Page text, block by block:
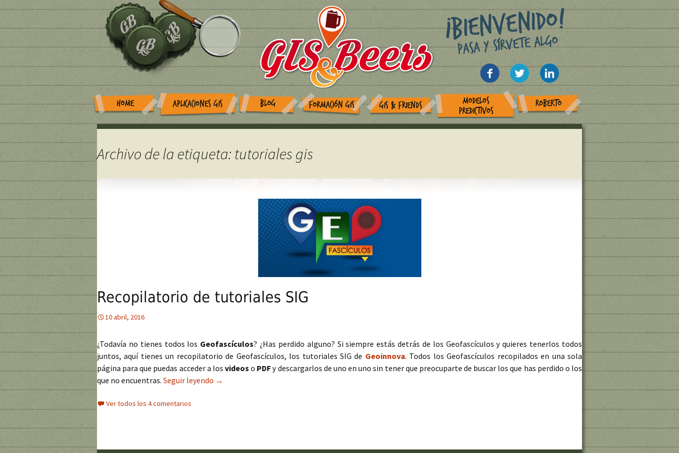
HOME APLICACIONES GIS BLOG FORMACIÓN GIS GIS & FRIENDS
MODELOS
PREDICTIVOS
ROBERTO
Archivo de la etiqueta: tutoriales gis
Recopilatorio de tutoriales SIG
10 abril, 2016
¿Todavía no tienes todos los Geofascículos? ¿Has perdido alguno? Si siempre estás detrás de los Geofascículos y quieres tenerlos todos
juntos, aquí tienes un recopilatorio de Geofascículos, los tutoriales SIG de Geoinnova. Todos los Geofascículos recopilados en una sola
página para que puedas acceder a losvideos o PDFy descargarlos de uno en uno sin tener que preocuparte de buscar los que has perdido o los
que no encuentras. Seguir leyendo Recopilatorio de tutoriales SIG
→
Ver todos los 4 comentarios